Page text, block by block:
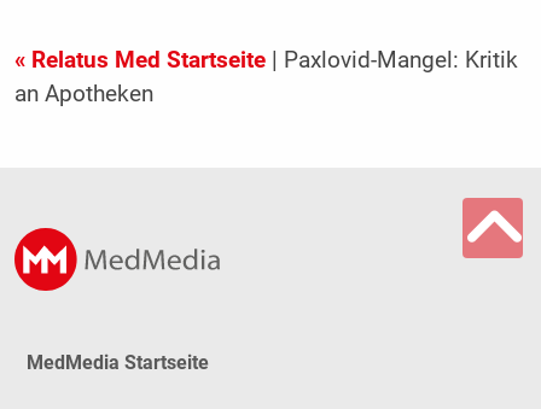
« Relatus Med Startseite| Paxlovid-Mangel: Kritik
an Apotheken
MedMedia Startseite